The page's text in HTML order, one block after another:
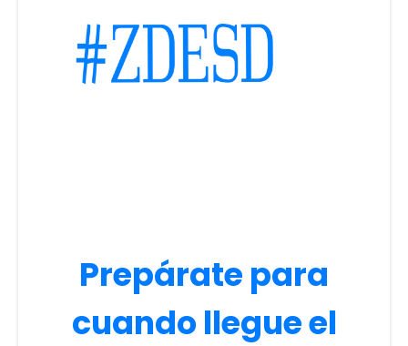
Prepárate para
cuando llegue el